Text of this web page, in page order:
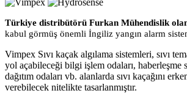
Türkiye distribütörü Furkan Mühendislik
kabul görmüş önemli İngiliz yangın alarm
Vimpex Sıvı kaçak algılama sistemleri, sıvı
yol açabileceği bilgi işlem odaları, haberleşme
dağıtım odaları vb. alanlarda sıvı kaçağını
verebilecek nitelikte tasarlanmıştır.